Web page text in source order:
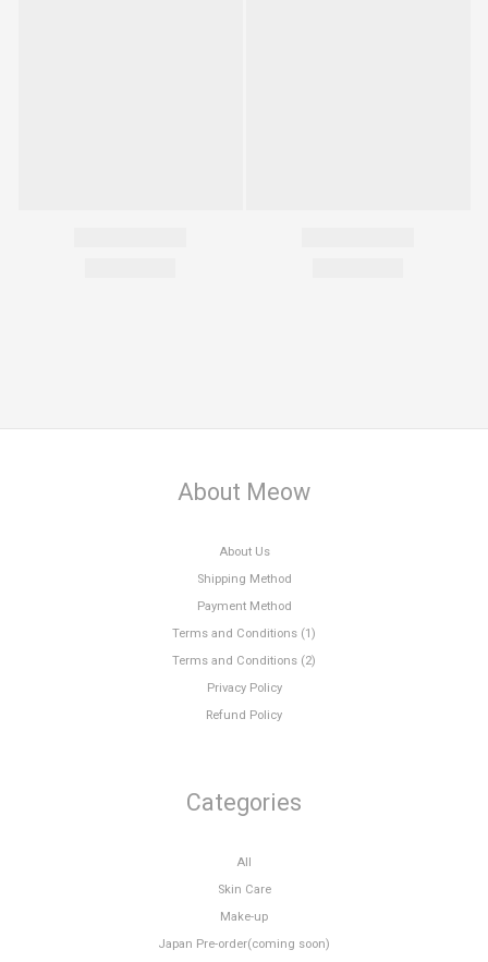
About Meow
About Us
Shipping Method
Payment Method
Terms and Conditions (1)
Terms and Conditions (2)
Privacy Policy
Refund Policy
Categories
All
Skin Care
Make-up
Japan Pre-order(coming soon)